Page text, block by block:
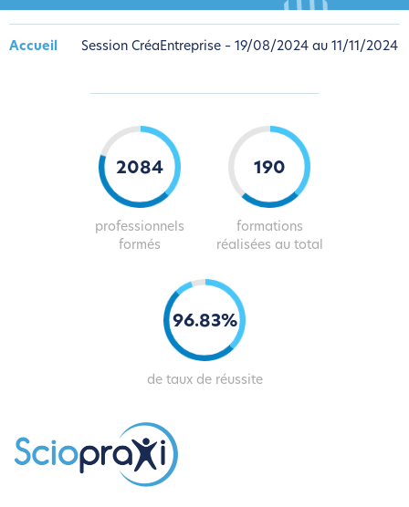
Accueil Session CréaEntreprise – 19/08/2024 au 11/11/2024
2099
professionnels
formés
192
formations
réalisées au total
97.84%
de taux de réussite